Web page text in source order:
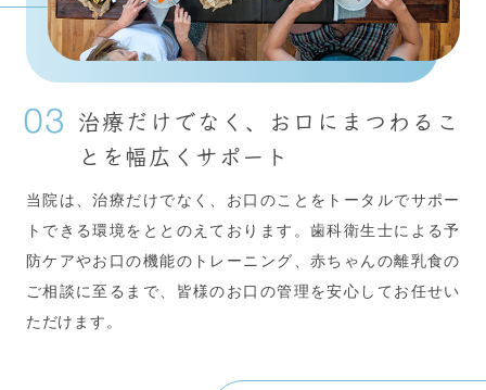
治療だけでなく、お口にまつわるこ
とを 幅広くサポート
当院は、治療だけでなく、お口のことをトータルでサポー
トできる環境をととのえております。歯科衛生士による予
防ケアやお口の機能のトレーニング、赤ちゃんの離乳食の
ご相談に至るまで、皆様のお口の管理を安心してお任せい
ただけます。